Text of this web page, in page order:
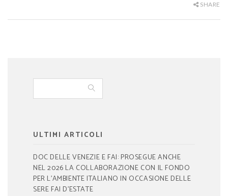
SHARE
ULTIMI ARTICOLI
DOC DELLE VENEZIE E FAI: PROSEGUE ANCHE
NEL 2026 LA COLLABORAZIONE CON IL FONDO
PER L’AMBIENTE ITALIANO IN OCCASIONE DELLE
SERE FAI D’ESTATE